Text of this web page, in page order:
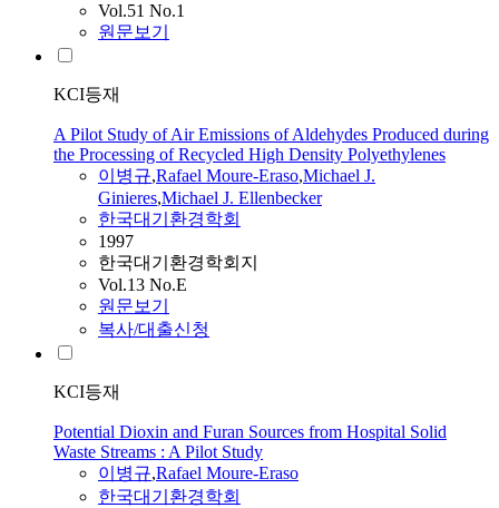
Vol.51 No.1
원문보기
KCI등재
A Pilot Study of Air Emissions of Aldehydes Produced during
the Processing of Recycled High Density Polyethylenes
이병규,Rafael Moure-Eraso,Michael J.
Ginieres,Michael J. Ellenbecker
한국대기환경학회
1997
한국대기환경학회지
Vol.13 No.E
원문보기
복사/대출신청
KCI등재
Potential Dioxin and Furan Sources from Hospital Solid
Waste Streams : A Pilot Study
이병규,Rafael Moure-Eraso
한국대기환경학회